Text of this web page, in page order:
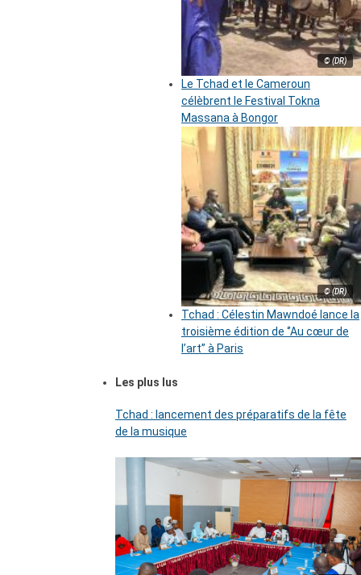
© (DR)
Le Tchad et le Cameroun
célèbrent le Festival Tokna
Massana à Bongor
© (DR)
Tchad : Célestin Mawndoé lance la
troisième édition de ‘’Au cœur de
l’art’’ à Paris
Les plus lus
Tchad : lancement des préparatifs de la fête
de la musique